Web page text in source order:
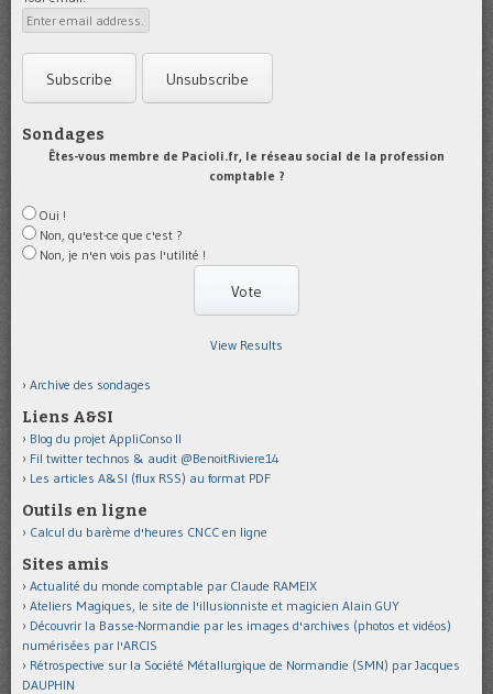
Sondages
Êtes-vous membre de Pacioli.fr, le réseau social de la profession
comptable ?
Oui !
Non, qu'est-ce que c'est ?
Non, je n'en vois pas l'utilité !
View Results
Archive des sondages
Liens A&SI
Blog du projet AppliConso II
Fil twitter technos & audit @BenoitRiviere14
Les articles A&SI (flux RSS) au format PDF
Outils en ligne
Calcul du barème d'heures CNCC en ligne
Sites amis
Actualité du monde comptable par Claude RAMEIX
Ateliers Magiques, le site de l'illusionniste et magicien Alain GUY
Découvrir la Basse-Normandie par les images d'archives (photos et vidéos)
numérisées par l'ARCIS
Rétrospective sur la Société Métallurgique de Normandie (SMN) par Jacques
DAUPHIN